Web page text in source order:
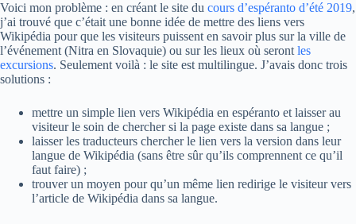
Voici mon problème : en créant le site du cours d’espéranto d’été 2019,
j’ai trouvé que c’était une bonne idée de mettre des liens vers
Wikipédia pour que les visiteurs puissent en savoir plus sur la ville de
l’événement (Nitra en Slovaquie) ou sur les lieux où seront les
excursions. Seulement voilà : le site est multilingue. J’avais donc trois
solutions :
mettre un simple lien vers Wikipédia en espéranto et laisser au
visiteur le soin de chercher si la page existe dans sa langue ;
laisser les traducteurs chercher le lien vers la version dans leur
langue de Wikipédia (sans être sûr qu’ils comprennent ce qu’il
faut faire) ;
trouver un moyen pour qu’un même lien redirige le visiteur vers
l’article de Wikipédia dans sa langue.